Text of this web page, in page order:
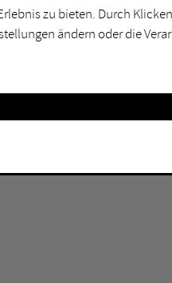
Mülheim an der Ruhr
Oberhausen
Unna
Witten
zu bieten. Durch
ändern oder die